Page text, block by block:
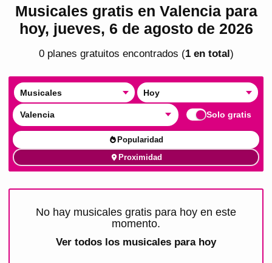
Musicales gratis en Valencia para
hoy, jueves, 6 de agosto de 2026
0planes gratuitos encontrados (1en total)
Musicales Hoy
Valencia Solo gratis
Popularidad
Proximidad
No hay musicales gratis para hoy en este
momento.
Ver todos los musicales para hoy